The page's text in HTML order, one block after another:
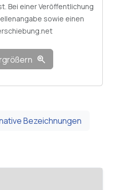
Bei einer Veröffentlichung
sowie einen
zoom_in
Bezeichnungen